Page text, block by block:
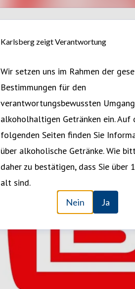
Karlsberg zeigt Verantwortung
Wir setzen uns im Rahmen der
Bestimmungen für den
verantwortungsbewussten
alkoholhaltigen Getränken ein. Auf
folgenden Seiten finden Sie
über alkoholische Getränke. Wie
daher zu bestätigen, dass Sie über
alt sind.
Nein Ja